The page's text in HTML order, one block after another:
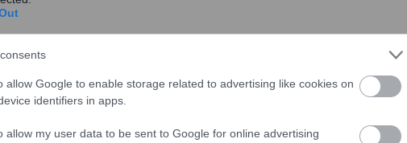
allow Google to enable storage related to advertising like cookies on
identifiers in apps.
allow my user data to be sent to Google for online advertising
τα ακουστικά από το κινητό τηλέφωνο,
θεώρησε σωστό να διαθέσει μία νέα ενημέρωση για
το σφάλμα.
προς όλους, ενώ συμπεριλαμβάνονται ακόμα 2